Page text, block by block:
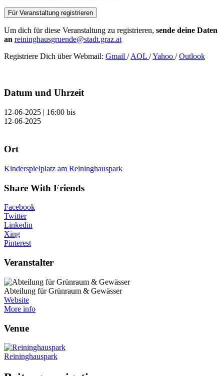
Für Veranstaltung registrieren
Um dich für diese Veranstaltung zu registrieren, sende deine Daten
an reininghausgruende@stadt.graz.at
Registriere Dich über Webmail: Gmail /AOL /Yahoo /Outlook
Datum und Uhrzeit
12-06-2025 | 16:00 bis
12-06-2025
Ort
Kinderspielplatz am Reininghauspark
Share With Friends
Facebook
Twitter
Linkedin
Xing
Pinterest
Veranstalter
Abteilung für Grünraum & Gewässer
Website
More info
Venue
Reininghauspark